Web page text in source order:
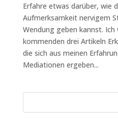
Erfahre etwas darüber, wie
Aufmerksamkeit nervigem
Wendung geben kannst.
kommenden drei Artikeln
die sich aus meinen
Mediationen ergeben...